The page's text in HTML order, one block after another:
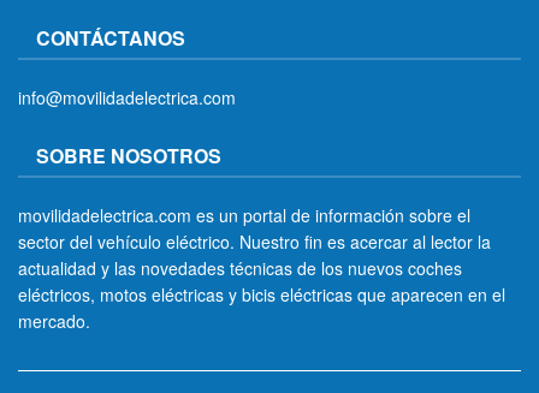
CONTÁCTANOS
info@movilidadelectrica.com
SOBRE NOSOTROS
movilidadelectrica.com es un portal de información sobre el
sector del vehículo eléctrico. Nuestro fin es acercar al lector la
actualidad y las novedades técnicas de los nuevos coches
eléctricos, motos eléctricas y bicis eléctricas que aparecen en el
mercado.